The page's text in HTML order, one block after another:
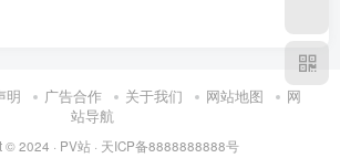
明 广告合作 关于我们 网站地图
网
站导航
© 2024 · PV站 · 天ICP备8888888888号